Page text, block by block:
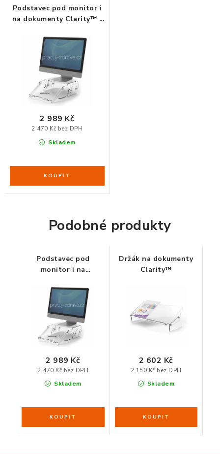
ORGANIZACE KABELŮ
STOJANY NA DOKUMENTY
LED STOLNÍ LAMPY
KANCELÁŘSKÉ POTŘEBY
ZÁSUVKOVÉ BOXY
NÁDOBY NA ODPAD
SCHRÁNKY NA KLÍČE A LÉKY
ZDRAVÁ KANCELÁŘ
Reklamace, výměna a vrácení
Showroom
Naše realizace, inspirace a návody
Kontakty
Podstavec pod monitor i
na dokumenty Clarity™ -
Skladem
2 470 Kč bez DPH
2 989 Kč
Podobné produkty
Podstavec pod
monitor i na
výškově nastavitelný
Skladem
2 470 Kč bez DPH
2 989 Kč
Držák na dokumenty
Clarity™
Skladem
2 150 Kč bez DPH
2 602 Kč